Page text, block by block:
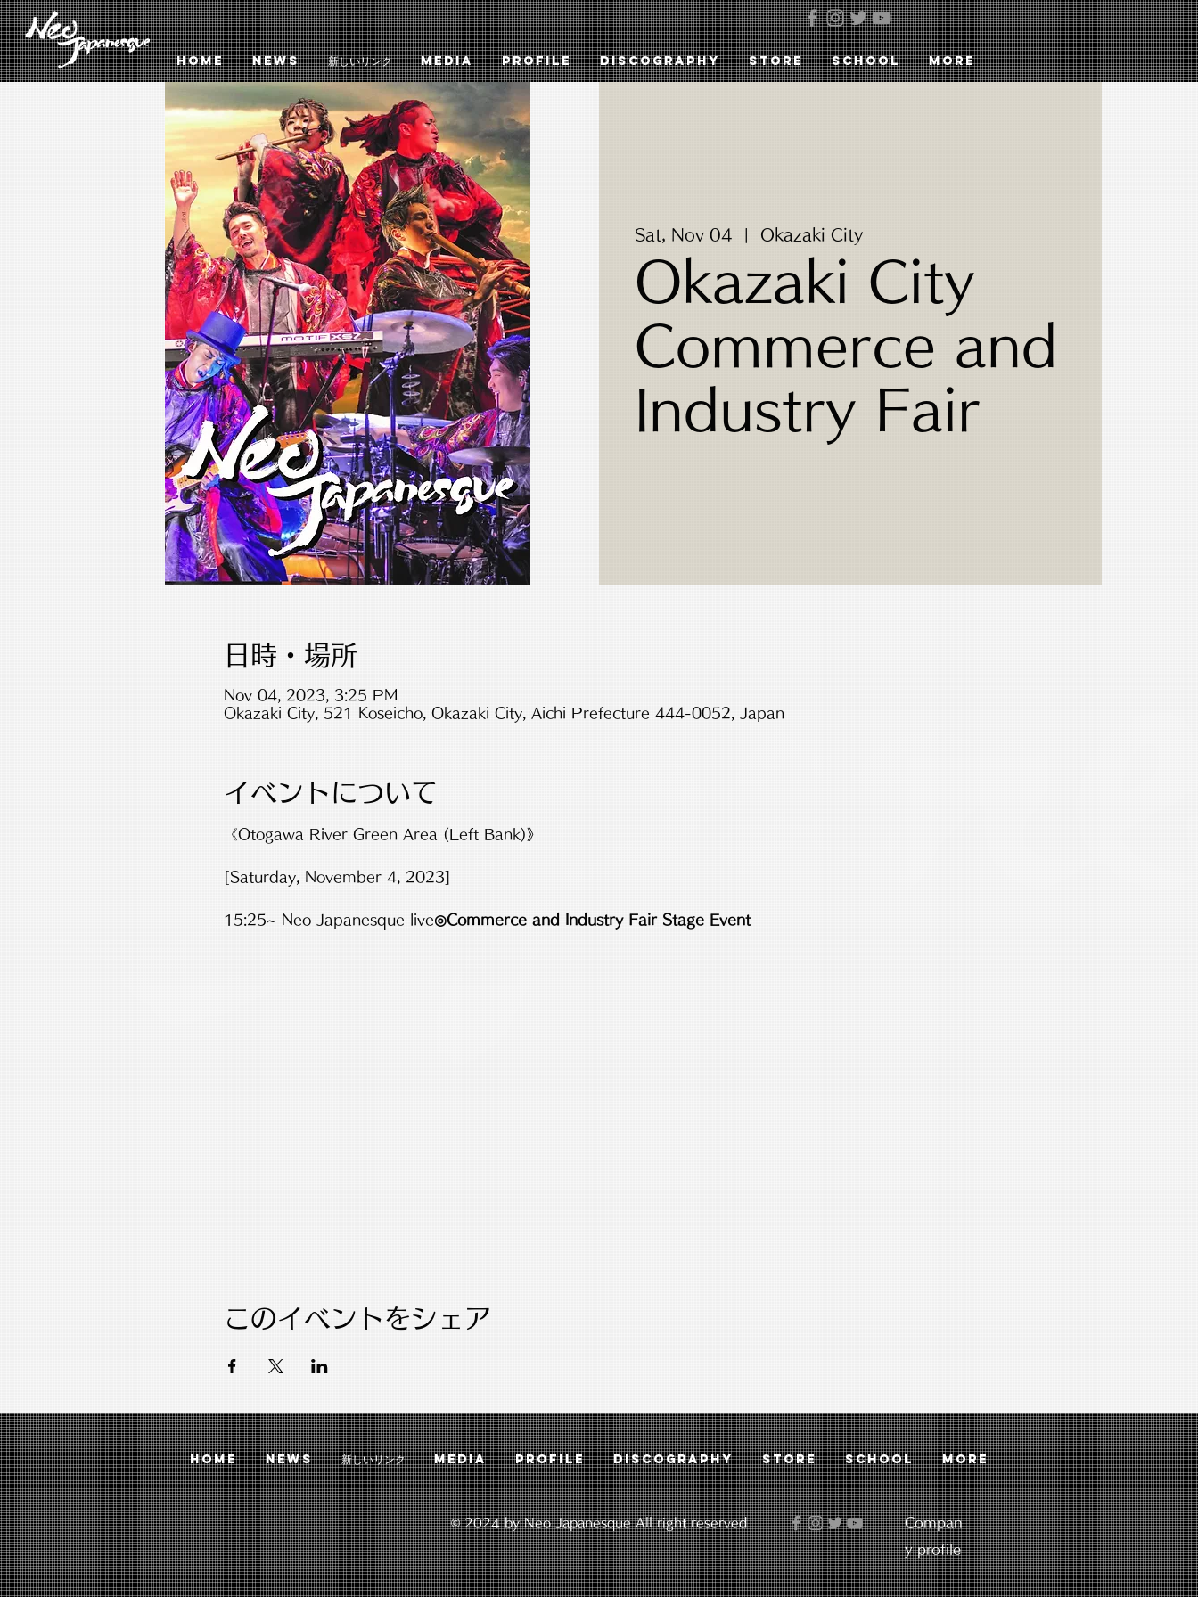
HOME NEWS 新しいリンク MEDIA PROFILE DISCOGRAPHY STORE SCHOOL More
Sat, Nov 04 Okazaki City
Okazaki City
Commerce and
Industry Fair
日時・場所
Nov 04, 2023, 3:25 PM
Okazaki City, 521 Koseicho, Okazaki City, Aichi Prefecture 444-0052, Japan
イベントについて
《Otogawa River Green Area (Left Bank)》
[Saturday, November 4, 2023]
15:25~ Neo Japanesque live◎Commerce and Industry Fair Stage Event
このイベントをシェア
HOME NEWS 新しいリンク MEDIA PROFILE DISCOGRAPHY STORE SCHOOL More
© 2024 by Neo Japanesque All right reserved
Compan
y profile